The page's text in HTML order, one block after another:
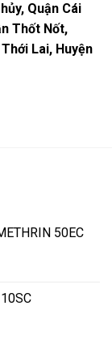
Quận Cái
Thốt Nốt,
Lai, Huyện
50EC